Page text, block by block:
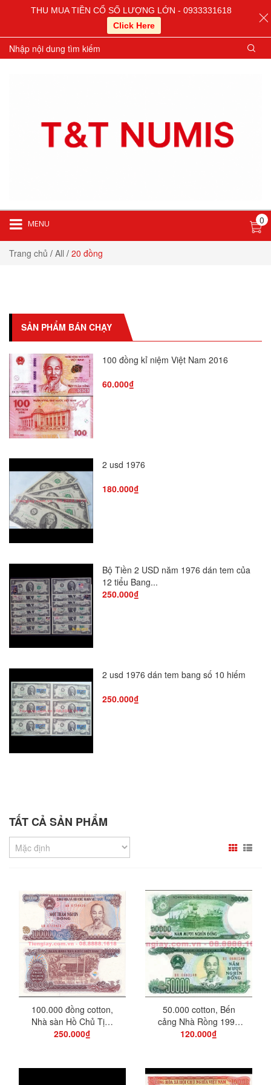
MENU 0
Trang chủ / All / 20 đồng
SẢN PHẨM BÁN CHẠY
100 đồng kỉ niệm Việt Nam 2016
60.000₫
2 usd 1976
180.000₫
Bộ Tiền 2 USD năm 1976 dán tem của
12 tiểu Bang...
250.000₫
2 usd 1976 dán tem bang số 10 hiếm
250.000₫
TẤT CẢ SẢN PHẨM
100.000 đồng cotton,
Nhà sàn Hồ Chủ Tịch
1992 ...
250.000₫
50.000 cotton, Bến
cảng Nhà Rồng 1991
XHCN
120.000₫
THU MUA TIỀN CỔ SỐ LƯỢNG LỚN - 0933331618
Click Here